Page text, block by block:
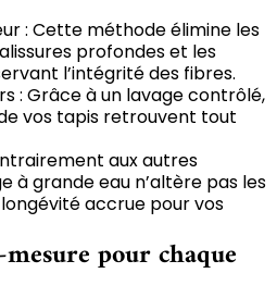
: Cette méthode élimine les
profondes et les
l’intégrité des fibres.
: Grâce à un lavage contrôlé,
vos tapis retrouvent tout
aux autres
à grande eau n’altère pas les
accrue pour vos
pour chaque